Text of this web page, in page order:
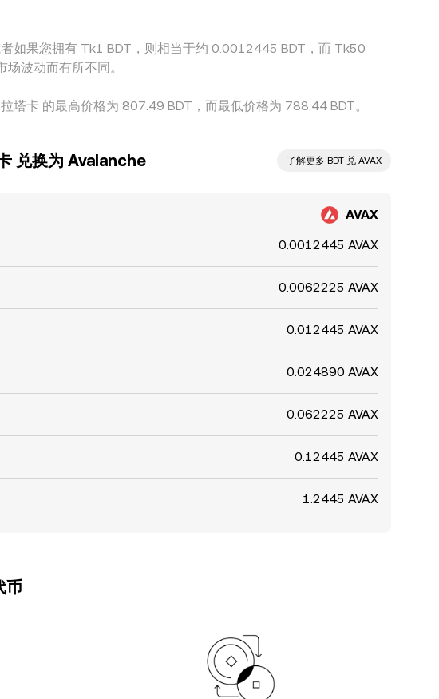
如果您拥有 Tk1 BDT，则相当于约 0.0012445 BDT，而 Tk50
波动而有所不同。
塔卡 的最高价格为 807.49 BDT，而最低价格为 788.44 BDT。
兑换为 Avalanche ִִִִִִִִִִִִִִִִִִִִִִִִִִִִִִִִִִִִִִִִִִִִִִִ了解更多 BDT 兑 AVAX
AVAX
0.0012445 AVAX
0.0062225 AVAX
0.012445 AVAX
0.024890 AVAX
0.062225 AVAX
0.12445 AVAX
1.2445 AVAX
币